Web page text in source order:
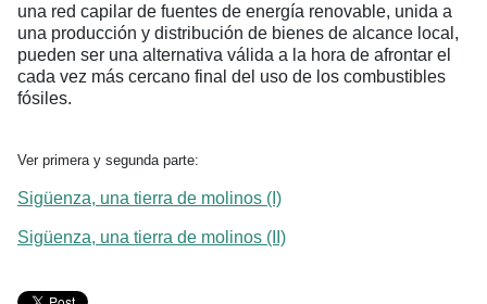
una red capilar de fuentes de energía renovable, unida a
una producción y distribución de bienes de alcance local,
pueden ser una alternativa válida a la hora de afrontar el
cada vez más cercano final del uso de los combustibles
fósiles.
Ver primera y segunda parte:
Sigüenza, una tierra de molinos (I)
Sigüenza, una tierra de molinos (II)